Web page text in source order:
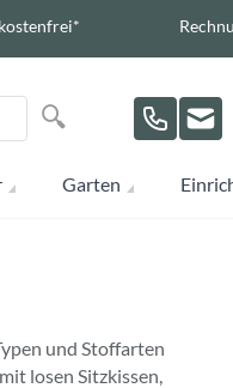
Suche
Suche
Garten
und Stoffarten
losen Sitzkissen,